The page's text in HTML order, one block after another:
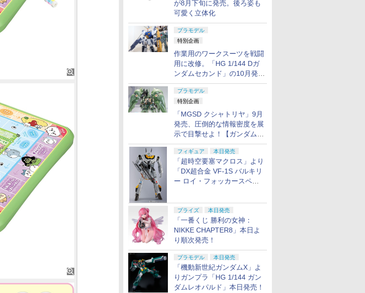
が8月下旬に発売。後ろ姿も
可愛く立体化
プラモデル
特別企画
作業用のワークスーツを戦闘
用に改修。「HG 1/144 Dガ
ンダムセカンド」の10月発送
分が予約受付中【ガンダムベ
ース撮り下ろし】
プラモデル
特別企画
「MGSD クシャトリヤ」9月
発売、圧倒的な情報密度を展
示で目撃せよ！【ガンダムベ
ース撮り下ろし】
フィギュア 本日発売
「超時空要塞マクロス」より
「DX超合金 VF-1S バルキリ
ー ロイ・フォッカースペシ
プライズ 本日発売
「一番くじ 勝利の女神：
NIKKE CHAPTER8」本日よ
り順次発売！
プラモデル 本日発売
「機動新世紀ガンダムX」よ
りガンプラ「HG 1/144 ガン
ダムレオパルド」本日発売！